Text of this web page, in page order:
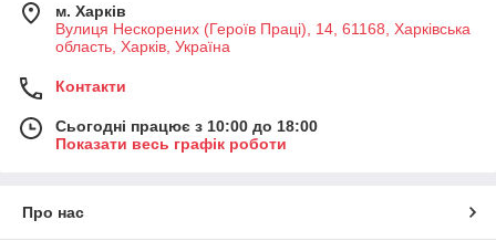
м. Харків
Вулиця Нескорених (Героїв Праці), 14, 61168, Харківська
область, Харків, Україна
Контакти
Сьогодні працює з 10:00 до 18:00
Показати весь графік роботи
Про нас